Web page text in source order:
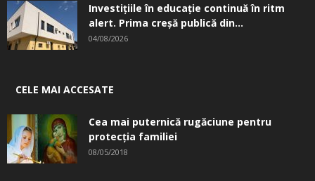
Investițiile în educație continuă în ritm
alert. Prima creşă publică din...
04/08/2026
CELE MAI ACCESATE
Cea mai puternică rugăciune pentru
protecția familiei
08/05/2018